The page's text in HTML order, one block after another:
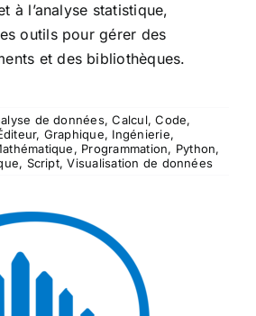
à l’analyse statistique,
outils pour gérer des
et des bibliothèques.
de données,Calcul,Code,
, Graphique, Ingénierie,
, Programmation, Python,
, Script,Visualisation de données